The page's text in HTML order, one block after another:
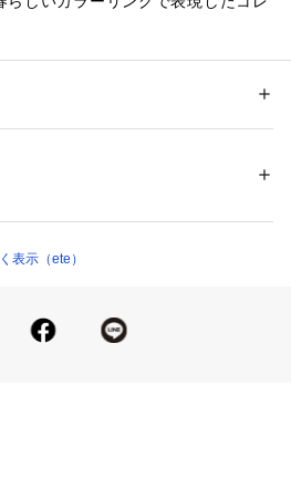
なじむ柔らかい表情、透明感に満ち
ルドコーティング(ニッケルフリー)、 シ
/ F：ラブラドーライト（白） / G：ブル
モール）
表示（ete）